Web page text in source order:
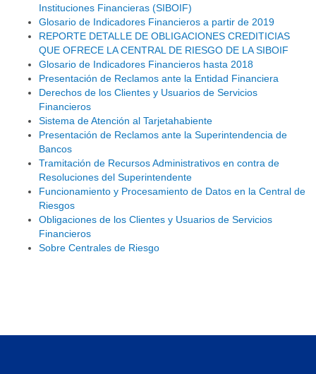
Instituciones Financieras (SIBOIF)
Glosario de Indicadores Financieros a partir de 2019
REPORTE DETALLE DE OBLIGACIONES CREDITICIAS
QUE OFRECE LA CENTRAL DE RIESGO DE LA SIBOIF
Glosario de Indicadores Financieros hasta 2018
Presentación de Reclamos ante la Entidad Financiera
Derechos de los Clientes y Usuarios de Servicios
Financieros
Sistema de Atención al Tarjetahabiente
Presentación de Reclamos ante la Superintendencia de
Bancos
Tramitación de Recursos Administrativos en contra de
Resoluciones del Superintendente
Funcionamiento y Procesamiento de Datos en la Central de
Riesgos
Obligaciones de los Clientes y Usuarios de Servicios
Financieros
Sobre Centrales de Riesgo